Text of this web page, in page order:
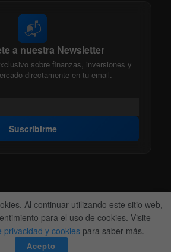
📬
a nuestra Newsletter
sobre finanzas, inversiones y
directamente en tu email.
Suscribirme
Politica Editorial
Nuestro Equipo
Hecho porTeam DM. 😎
Al continuar utilizando este sitio web,
para el uso de cookies. Visite
privacidad y cookies para saber más.
Acepto